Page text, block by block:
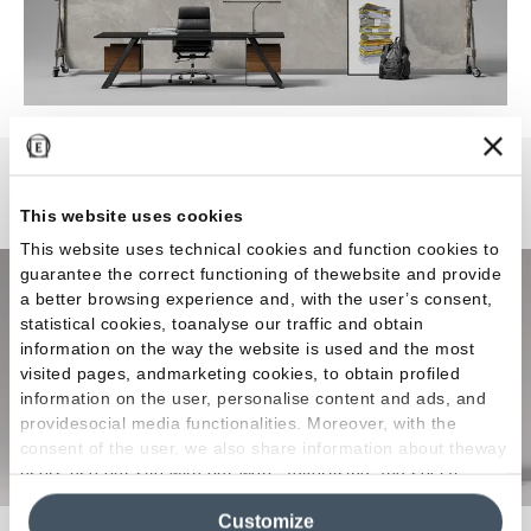
This website uses cookies
This website uses technical cookies and function cookies to
guarantee the correct functioning of thewebsite and provide
a better browsing experience and, with the user’s consent,
statistical cookies, toanalyse our traffic and obtain
information on the way the website is used and the most
visited pages, andmarketing cookies, to obtain profiled
information on the user, personalise content and ads, and
providesocial media functionalities. Moreover, with the
consent of the user, we also share information about theway
users use our site with our web, advertising and social
media analytics partners, who may combine itwith other
information in their possession. By closing this banner,
Customize
Level Stone